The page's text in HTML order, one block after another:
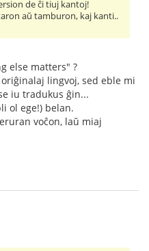
de ĉi tiuj kantoj!
aŭ tamburon, kaj kanti..
else matters" ?
lingvoj, sed eble mi
iu tradukus ĝin...
ol ege!) belan.
voĉon, laŭ miaj